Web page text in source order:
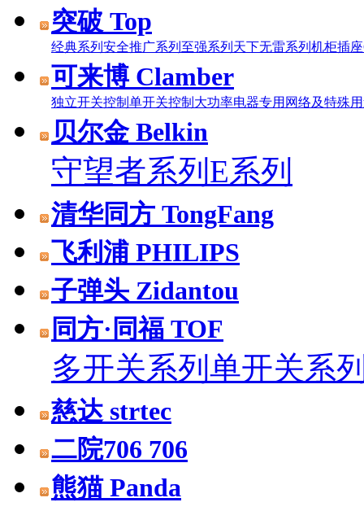
突破 Top
经典系列 安全推广系列 至强系列 天下无雷系列 机柜插
可来博 Clamber
独立开关控制 单开关控制 大功率电器专用 网络及特殊
贝尔金 Belkin
守望者系列 E系列
清华同方 TongFang
飞利浦 PHILIPS
子弹头 Zidantou
同方·同福 TOF
多开关系列 单开关系
慈达 strtec
二院706 706
熊猫 Panda